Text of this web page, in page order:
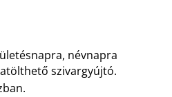
névnapra
szivargyújtó.